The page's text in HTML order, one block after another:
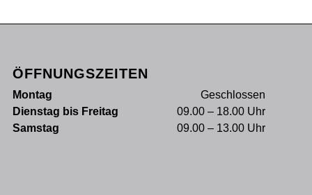
ÖFFNUNGSZEITEN
Montag
Geschlossen
Dienstag bis Freitag
09.00 – 18.00 Uhr
Samstag
09.00 – 13.00 Uhr